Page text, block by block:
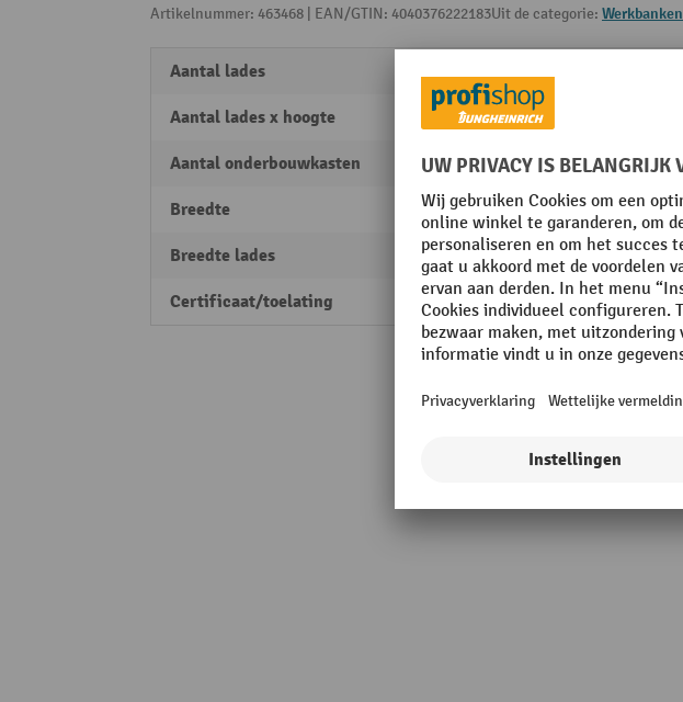
Artikelnummer: 463468 | EAN/GTIN: 4040376222183Uit de categorie: Werkbanken
Aantal lades
Aantal lades x hoogte 1 x 60, 1 x 120, 1 x 180 mm
Aantal onderbouwkasten 1
Breedte 1000 mm
Breedte lades 490 mm
Certificaat/toelating PEFC